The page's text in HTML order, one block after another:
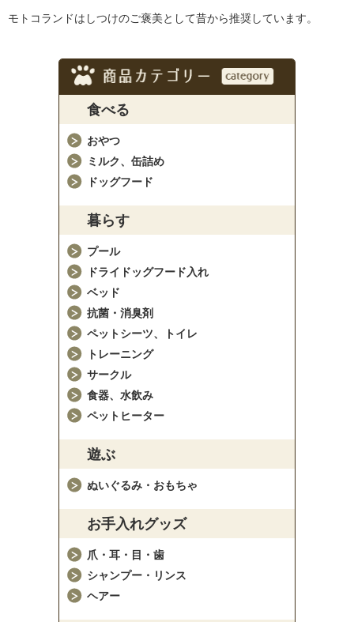
モトコランドはしつけのご褒美として昔から推奨しています。
食べる
おやつ
ミルク、缶詰め
ドッグフード
暮らす
プール
ドライドッグフード入れ
ベッド
抗菌・消臭剤
ペットシーツ、トイレ
トレーニング
サークル
食器、水飲み
ペットヒーター
遊ぶ
ぬいぐるみ・おもちゃ
お手入れグッズ
爪・耳・目・歯
シャンプー・リンス
ヘアー